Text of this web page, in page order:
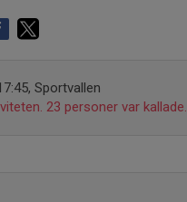
Sportvallen
23 personer var kallade.